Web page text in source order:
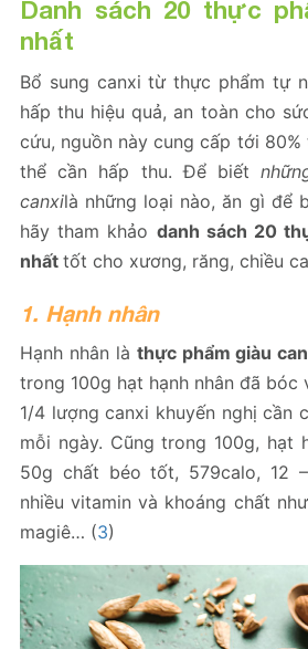
Danh sách 20 thực
nhất
Bổ sung canxi từ thực phẩm tự
hấp thu hiệu quả, an toàn cho
cứu, nguồn này cung cấp tới
thể cần hấp thu. Để biết
canxilà những loại nào, ăn gì để
hãy tham khảo danh sách 20
nhất tốt cho xương, răng, chiều
1. Hạnh nhân
Hạnh nhân là thực phẩm giàu
trong 100g hạt hạnh nhân đã
1/4 lượng canxi khuyến nghị cần
mỗi ngày. Cũng trong 100g, hạt
50g chất béo tốt, 579calo, 12
nhiều vitamin và khoáng chất
magiê… (3)